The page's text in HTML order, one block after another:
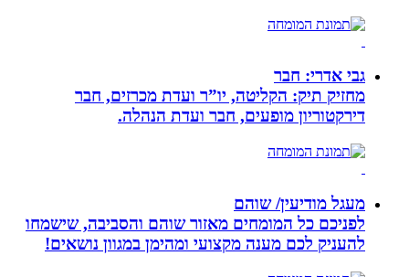
גבי אדרי: חבר
מחזיק תיק: הקליטה, יו”ר ועדת מכרזים, חבר
דירקטוריון מופעים, חבר ועדת הנהלה.
מעגל מודיעין/ שוהם
לפניכם כל המומחים מאזור שוהם והסביבה, שישמחו
להעניק לכם מענה מקצועי ומהימן במגוון נושאים!